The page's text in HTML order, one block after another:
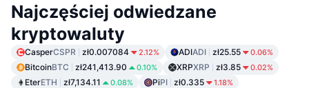
Najczęściej odwiedzane
kryptowaluty
CasperCSPR zł0.007084 2.12% ADIADI zł25.55 0.06%
BitcoinBTC zł241,413.90 0.10% XRPXRP zł3.85 0.02%
EterETH zł7,134.11 0.08% PiPI zł0.335 1.18%